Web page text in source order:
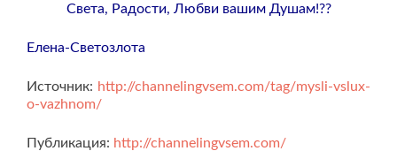
Света, Радости, Любви вашим Душам!??
Елена-Светозлота
Источник: http://channelingvsem.com/tag/mysli-vslux-
o-vazhnom/
Публикация: http://channelingvsem.com/